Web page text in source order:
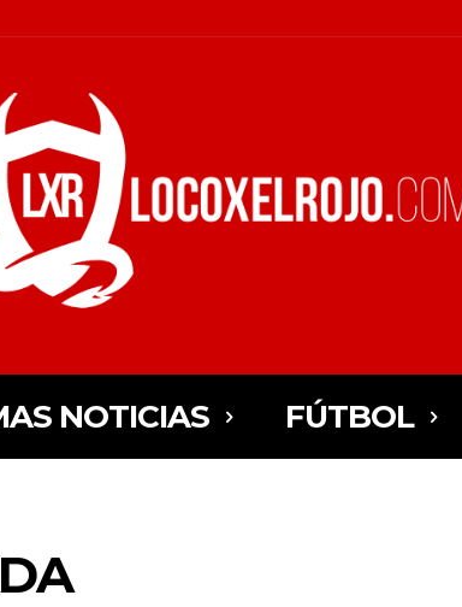
NOTICIAS FÚTBOL